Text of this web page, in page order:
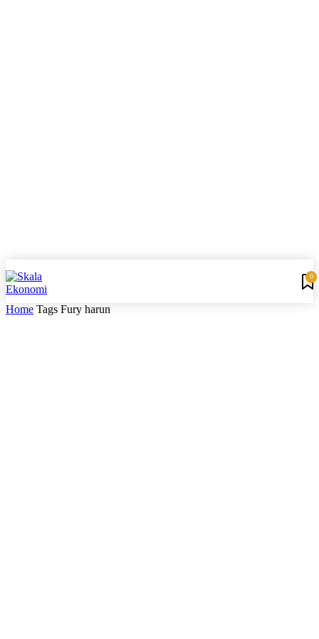
0
Home Tags Fury harun